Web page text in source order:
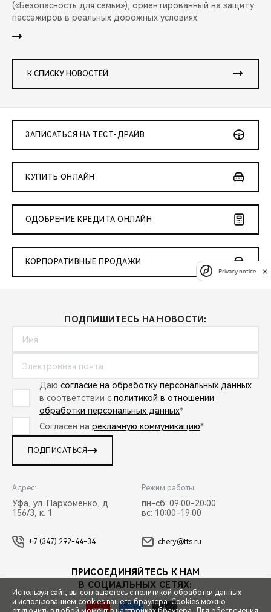
(«Безопасность для семьи»), ориентированный на защиту
пассажиров в реальных дорожных условиях.
К СПИСКУ НОВОСТЕЙ
ЗАПИСАТЬСЯ НА ТЕСТ-ДРАЙВ
КУПИТЬ ОНЛАЙН
ОДОБРЕНИЕ КРЕДИТА ОНЛАЙН
КОРПОРАТИВНЫЕ ПРОДАЖИ
ПОДПИШИТЕСЬ НА НОВОСТИ:
Даю согласие на обработку персональных данных
в соответствии с политикой в отношении
обработки персональных данных*
Согласен на рекламную коммуникацию*
ПОДПИСАТЬСЯ
Адрес:
Уфа, ул. Пархоменко, д.
156/3, к. 1
Режим работы:
пн-сб: 09:00-20:00
вс: 10:00-19:00
+7 (347) 292-44-34 chery@tts.ru
ПРИСОЕДИНЯЙТЕСЬ К НАМ
В СОЦИАЛЬНЫХ СЕТЯХ:
Используя сайт, вы соглашаетесь с политикой обработки данных
и использованием cookies вашего браузера. Cookies можно
Privacy notice